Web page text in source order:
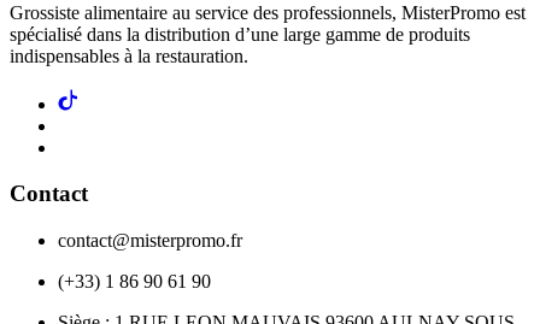
Grossiste alimentaire au service des professionnels, MisterPromo est
spécialisé dans la distribution d’une large gamme de produits
indispensables à la restauration.
Contact
contact@misterpromo.fr
(+33) 1 86 90 61 90